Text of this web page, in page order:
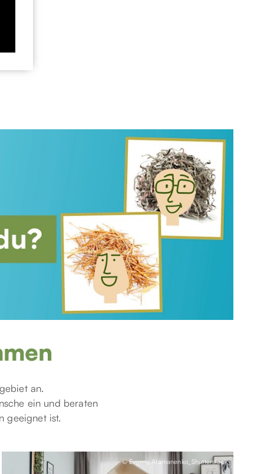
an.
ein und beraten
geeignet ist.
© Evgeny Atamanenko_Shutterstock